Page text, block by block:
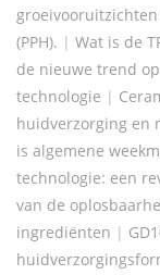
(PPH). | Wat is de
de nieuwe trend
technologie |
huidverzorging en
is algemene
technologie: een
van de
ingrediënten |